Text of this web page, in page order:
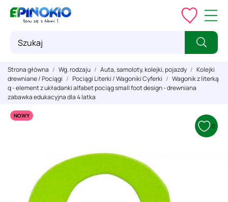
Strona główna Wg. rodzaju Auta, samoloty, kolejki, pojazdy
Kolejki
drewniane / Pociągi
Pociągi Literki / Wagoniki Cyferki
Wagonik z literką
q - element z układanki alfabet pociąg small foot design - drewniana
zabawka edukacyjna dla 4 latka
NOWY
0